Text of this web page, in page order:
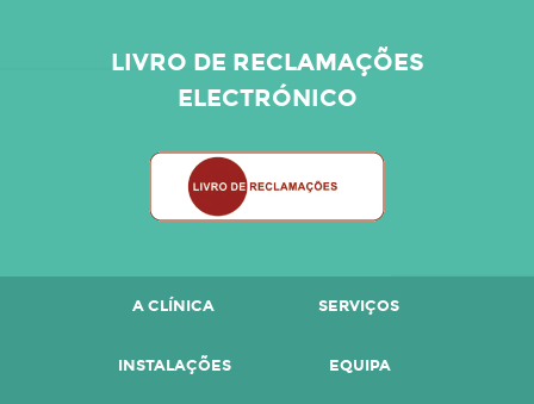
LIVRO DE RECLAMAÇÕES
ELECTRÓNICO
A CLÍNICA SERVIÇOS
INSTALAÇÕES EQUIPA